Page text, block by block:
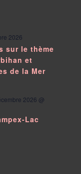
2026
sur le thème
et
de la Mer
2026 @
Lac